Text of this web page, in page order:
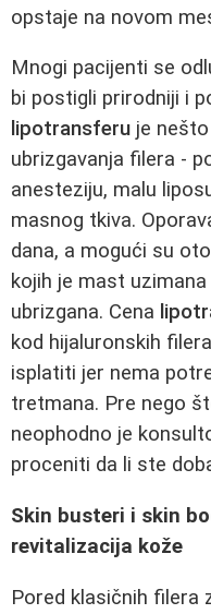
opstaje na novom
Mnogi pacijenti se
bi postigli prirodniji i
lipotransferu je
ubrizgavanja filera -
anesteziju, malu
masnog tkiva.
dana, a mogući su
kojih je mast
ubrizgana. Cena
kod hijaluronskih
isplatiti jer nema
tretmana. Pre nego
neophodno je
proceniti da li ste
Skin busteri i skin
revitalizacija kože
Pored klasičnih filera